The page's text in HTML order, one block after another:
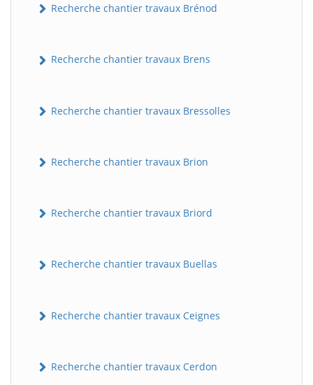
Recherche chantier travaux Brénod
Recherche chantier travaux Brens
Recherche chantier travaux Bressolles
Recherche chantier travaux Brion
Recherche chantier travaux Briord
Recherche chantier travaux Buellas
Recherche chantier travaux Ceignes
Recherche chantier travaux Cerdon